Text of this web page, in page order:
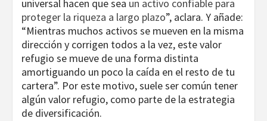
universal hacen que sea un activo confiable para
proteger la riqueza a largo plazo”, aclara. Y añade:
“Mientras muchos activos se mueven en la misma
dirección y corrigen todos a la vez, este valor
refugio se mueve de una forma distinta
amortiguando un poco la caída en el resto de tu
cartera”. Por este motivo, suele ser común tener
algún valor refugio, como parte de la estrategia
de diversificación.